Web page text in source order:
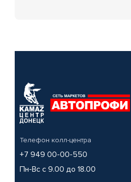
Телефон колл-центра
+7 949 00-00-550
Пн-Вс с 9.00 до 18.00